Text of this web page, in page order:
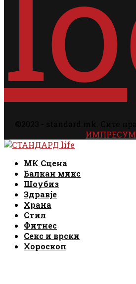
ИМПРЕСУМ
Facebook
Instagram
Email
Rss
МК Сцена
Балкан микс
Шоубиз
Здравје
Храна
Стил
Фитнес
Секс и врски
Хороскоп